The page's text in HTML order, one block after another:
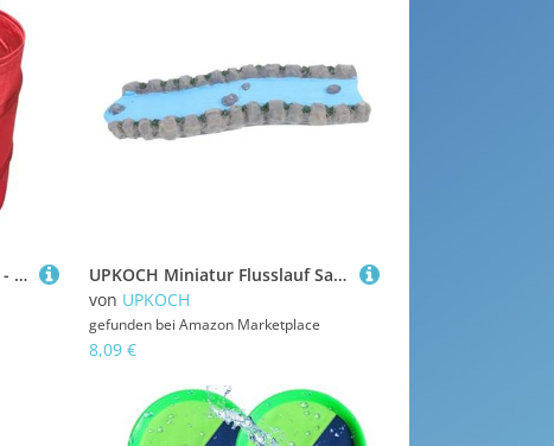
Faltbarer Golf Übung Bucket - 30x30x30 cm Outdoor -Zielspiel, 210d Oxford Stoff Leichter langlebiger Eimer mit Easy Carry Build | Rasensportausrüstung für Familien- und Kinder- und Hinterhofspaß
UPKOCH Miniatur Flusslauf Sandspiel Dekoration Resin Zen Garten Bachlauf für Puppenhaus Landschaft Home Office Entspannung Therapeutische Sandspiel Szene Psychologen Educators
von UPKOCH
gefunden bei Amazon Marketplace
8,09 €